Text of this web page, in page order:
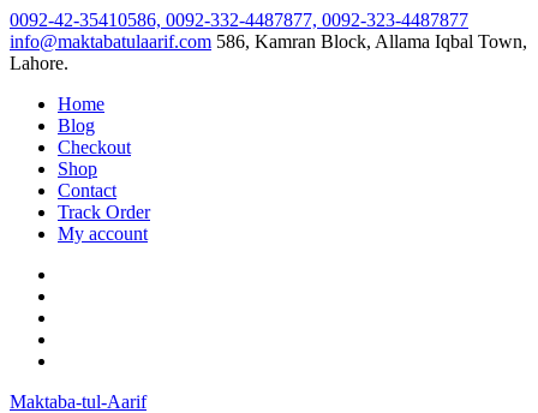
Skip
to
content
0092-42-35410586, 0092-332-4487877, 0092-323-4487877
info@maktabatulaarif.com 586, Kamran Block, Allama Iqbal Town,
Lahore.
Home
Blog
Checkout
Shop
Contact
Track Order
My account
Maktaba-tul-Aarif